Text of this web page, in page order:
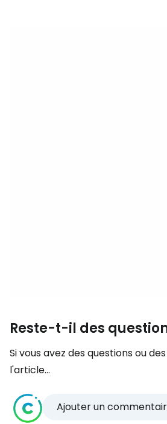
Reste-t-il des
Si vous avez des questions ou
l'article...
Ajouter un